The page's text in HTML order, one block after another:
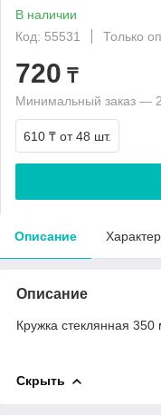
В наличии
Код: 55531
Только
720 ₸
Минимальный заказ —
610 ₸ от 48 шт.
Описание
Описание
Кружка стеклянная 350
Скрыть